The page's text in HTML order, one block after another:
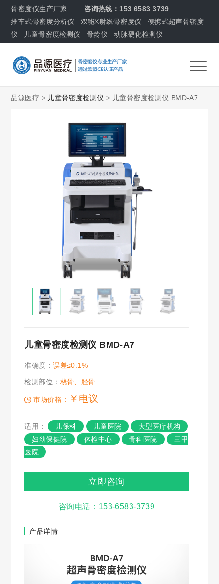
骨密度仪生产厂家
咨询热线：153 6583 3739
推车式骨密度分析仪
双能X射线骨密度仪
便携式超声骨密度
仪
儿童骨密度检测仪 骨龄仪 动脉硬化检测仪
品源医疗 > 儿童骨密度检测仪 > 儿童骨密度检测仪 BMD-A7
儿童骨密度检测仪 BMD-A7
准确度：误差≤0.1%
检测部位： 桡骨、胫骨
市场价格： ￥电议
适用： 儿保科 儿童医院
大型医疗机构
妇幼保健院
体检中心 骨科医院
三甲
医院
立即咨询
咨询电话：153-6583-3739
产品详情